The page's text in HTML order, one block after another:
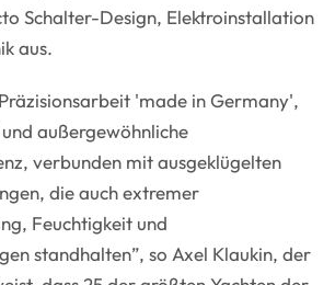
Schalter-Design, Elektroinstallation
aus.
'made in Germany',
außergewöhnliche
verbunden mit ausgeklügelten
die auch extremer
Feuchtigkeit und
standhalten”, so Axel Klaukin, der